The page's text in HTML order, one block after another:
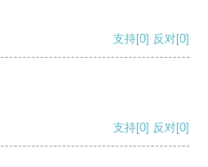
支持[0] 反对[0]
支持[0] 反对[0]